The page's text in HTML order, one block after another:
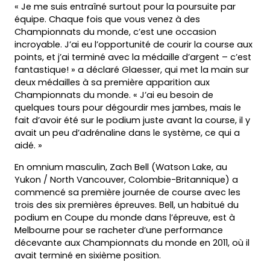
« Je me suis entraîné surtout pour la poursuite par
équipe. Chaque fois que vous venez à des
Championnats du monde, c’est une occasion
incroyable. J’ai eu l’opportunité de courir la course aux
points, et j’ai terminé avec la médaille d’argent – c’est
fantastique! » a déclaré Glaesser, qui met la main sur
deux médailles à sa première apparition aux
Championnats du monde. « J’ai eu besoin de
quelques tours pour dégourdir mes jambes, mais le
fait d’avoir été sur le podium juste avant la course, il y
avait un peu d’adrénaline dans le système, ce qui a
aidé. »
En omnium masculin, Zach Bell (Watson Lake, au
Yukon / North Vancouver, Colombie-Britannique) a
commencé sa première journée de course avec les
trois des six premières épreuves. Bell, un habitué du
podium en Coupe du monde dans l’épreuve, est à
Melbourne pour se racheter d’une performance
décevante aux Championnats du monde en 2011, où il
avait terminé en sixième position.